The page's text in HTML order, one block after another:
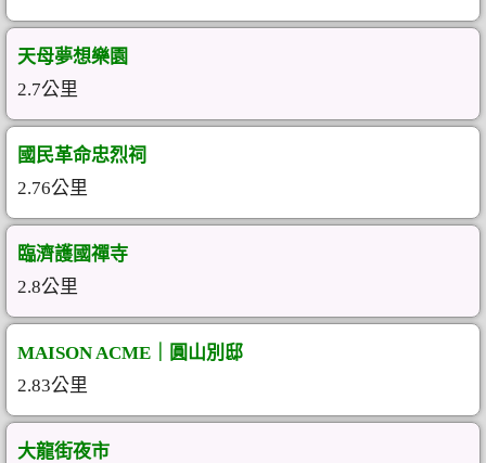
天母夢想樂園
2.7公里
國民革命忠烈祠
2.76公里
臨濟護國禪寺
2.8公里
MAISON ACME｜圓山別邸
2.83公里
大龍街夜市